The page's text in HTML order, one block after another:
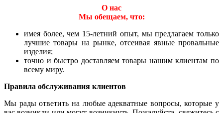
О нас
Мы обещаем, что:
имея более, чем 15-летний опыт, мы предлагаем только
лучшие товары на рынке, отсеивая явные провальные
изделия;
точно и быстро доставляем товары нашим клиентам по
всему миру.
Правила обслуживания клиентов
Мы рады ответить на любые адекватные вопросы, которые у